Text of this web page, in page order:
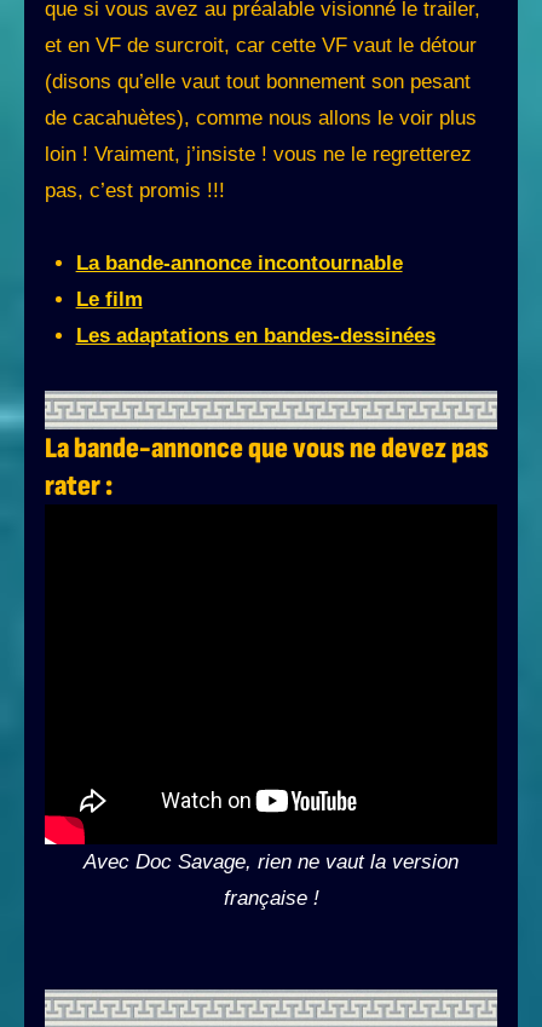
que si vous avez au préalable visionné le trailer,
et en VF de surcroit, car cette VF vaut le détour
(disons qu’elle vaut tout bonnement son pesant
de cacahuètes), comme nous allons le voir plus
loin ! Vraiment, j’insiste ! vous ne le regretterez
pas, c’est promis !!!
La bande-annonce incontournable
Le film
Les adaptations en bandes-dessinées
La bande-annonce que vous ne devez pas
rater :
Avec Doc Savage, rien ne vaut la version
française !